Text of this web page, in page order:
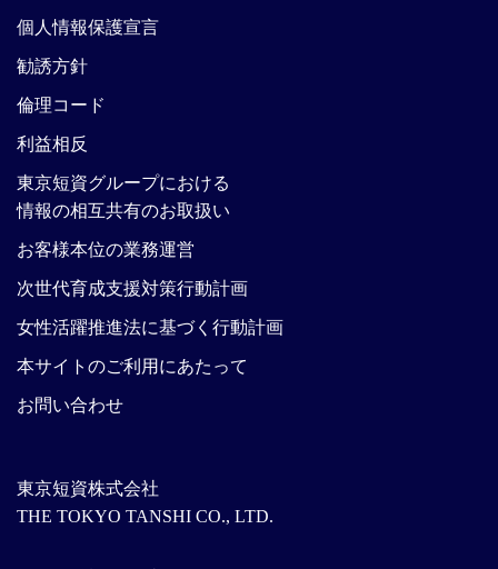
東京短資株式会社
THE TOKYO TANSHI CO., LTD.
個人情報保護宣言
勧誘方針
倫理コード
利益相反
東京短資グループにおける
情報の相互共有のお取扱い
お客様本位の業務運営
次世代育成支援対策行動計画
女性活躍推進法に基づく行動計画
本サイトのご利用にあたって
お問い合わせ